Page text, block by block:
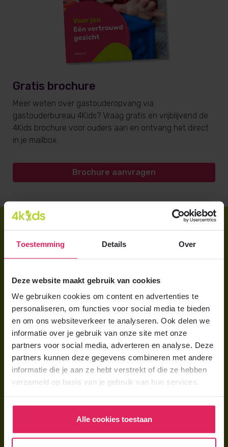
Toestemming Details Over
Deze website maakt gebruik van cookies
We gebruiken cookies om content en advertenties te
personaliseren, om functies voor social media te bieden
en om ons websiteverkeer te analyseren. Ook delen we
informatie over je gebruik van onze site met onze
partners voor social media, adverteren en analyse. Deze
partners kunnen deze gegevens combineren met andere
informatie die je aan ze hebt verstrekt of die ze hebben
verzameld op basis van je gebruik van hun services.
Alle cookies toestaan
Gratis brochure
Meer weten over gastouderopvang via
gastouderbureau 4Kids? Vraag gratis en vrijblijvend de
4Kids brochure voor ouders aan en ontvang het direct
in je mailbox.
Brochure aanvragen
Aanmelden bij 4Kids
Berekening maken
Voor ouders
Wat is gastouderopvang?
Wat kost een gastouder?
Hoe vind ik een gastouder?
Gastouder worden bij 4Kids
Hoe vind ik gastkinderen?